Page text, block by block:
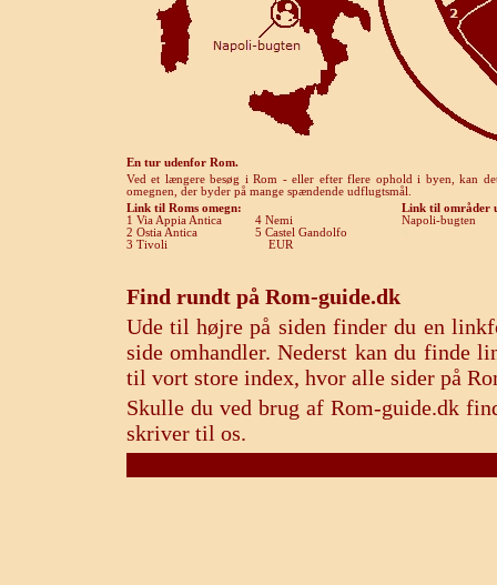
En tur udenfor Rom.
Ved et længere besøg i Rom - eller efter flere ophold i byen, kan
omegnen, der byder på mange spændende udflugtsmål.
Link til Romsomegn:
Link til områder
1 Via Appia Antica
2 Ostia Antica
3 Tivoli
4 Nemi
5 Castel Gandolfo
EUR
Napoli-bugten
Find rundt på Rom-guide.dk
Ude til højre på siden finder du en
side omhandler. Nederst kan du finde
til vort store index, hvor alle sider på
Skulle du ved brug af Rom-guide.dk
skriver til os.